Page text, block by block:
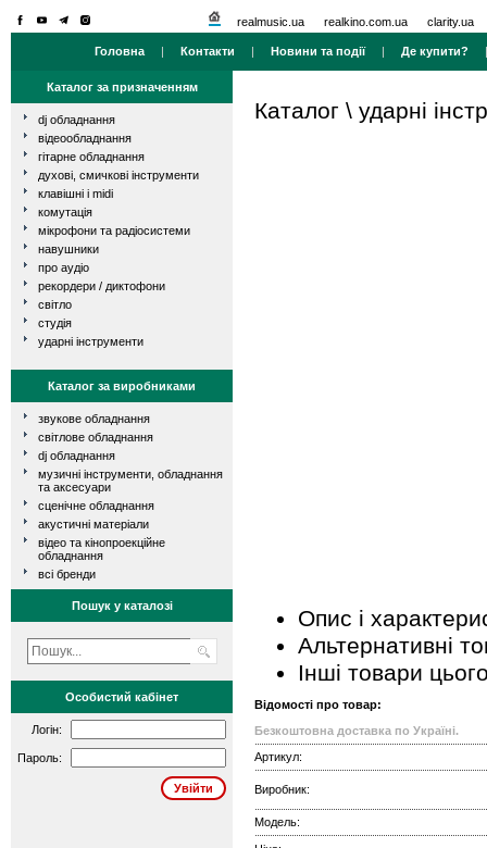
realmusic.ua realkino.com.ua clarity.ua
Головна | Контакти | Новини та події| Де купити?
Каталог за призначенням
dj обладнання
відеообладнання
гітарне обладнання
духові, смичкові інструменти
клавішні і midi
комутація
мікрофони та радіосистеми
навушники
про аудіо
рекордери / диктофони
світло
студія
ударні інструменти
Каталог за виробниками
звукове обладнання
світлове обладнання
dj обладнання
музичні інструменти, обладнання
та аксесуари
сценічне обладнання
акустичні матеріали
відео та кінопроекційне
обладнання
всі бренди
Пошук у каталозі
Особистий кабінет
Логін:
Пароль:
Каталог \ ударні
Опис і
Альтернативні
Інші товари
Відомості про товар:
Безкоштовна доставка по Україні.
Артикул:
Виробник:
Модель: